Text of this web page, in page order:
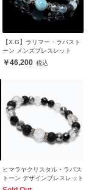
【X.G】ラリマー・ラバスト
ーン メンズブレスレット
46,200
ヒマラヤクリスタル・ラバス
トーン デザインブレスレット